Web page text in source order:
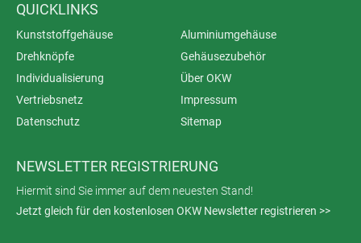
QUICKLINKS
Kunststoffgehäuse
Aluminiumgehäuse
Drehknöpfe
Gehäusezubehör
Individualisierung
Über OKW
Vertriebsnetz
Impressum
Datenschutz
Sitemap
NEWSLETTER REGISTRIERUNG
Hiermit sind Sie immer auf dem neuesten Stand!
Jetzt gleich für den kostenlosen OKW Newsletter registrieren >>